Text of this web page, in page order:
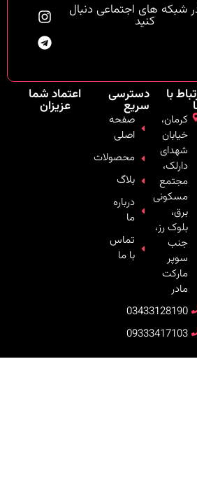
شبکه های اجتماعی دنبال
کنید
با
کرمان،
خیابان
شهدای
دارلک،
مجتمع
مسکونی
برق،
بلوک رز،
جنب
سوپر
مارکت
مادر
03433128190
09333417103
دسترسی
سریع
صفحه
اصلی
محصولات
بلاگ
درباره
ما
تماس
با ما
اعتماد شما
عزیزان